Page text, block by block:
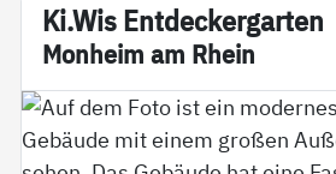
Ki.Wis En­t­­­de­­cker­­gar­­ten
Mon­heim am Rhein